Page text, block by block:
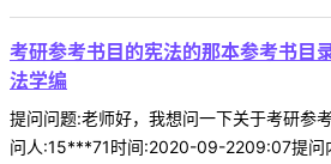
考研参考书目的宪法的那本参考书目
法学编
提问问题:老师好，我想问一下关于考研参
问人:15***71时间:2020-09-2209:07提问